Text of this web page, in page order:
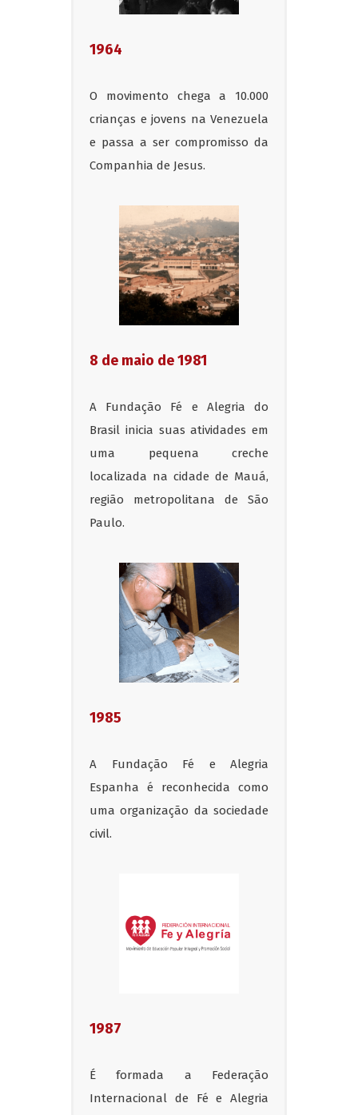
1964
O movimento chega a 10.000
crianças e jovens na Venezuela
e passa a ser compromisso da
Companhia de Jesus.
8 de maio de 1981
A Fundação Fé e Alegria do
Brasil inicia suas atividades em
uma pequena creche
localizada na cidade de Mauá,
região metropolitana de São
Paulo.
1985
A Fundação Fé e Alegria
Espanha é reconhecida como
uma organização da sociedade
civil.
1987
É formada a Federação
Internacional de Fé e Alegria